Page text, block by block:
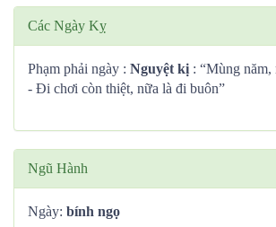
Các Ngày Kỵ
Phạm phải ngày : Nguyệt kị : “Mùng năm,
- Đi chơi còn thiệt, nữa là đi buôn”
Ngũ Hành
Ngày: bính ngọ